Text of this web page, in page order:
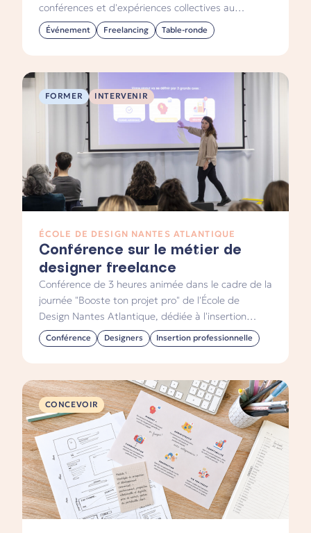
conférences et d'expériences collectives au
Warehouse à Nantes, et l'animation de la table
ronde Liberté financière.
Événement Freelancing Table-ronde
FORMER INTERVENIR
ÉCOLE DE DESIGN NANTES ATLANTIQUE
Conférence sur le métier de
designer freelance
Conférence de 3 heures animée dans le cadre de la
journée "Booste ton projet pro" de l'École de
Design Nantes Atlantique, dédiée à l'insertion
professionnelle d'étudiants et d'alumnis toutes
filières confondues.
Conférence Designers Insertion professionnelle
CONCEVOIR